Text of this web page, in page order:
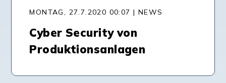
MONTAG, 27.7.2020 00:07 | NEWS
Cyber Security von
Produktionsanlagen